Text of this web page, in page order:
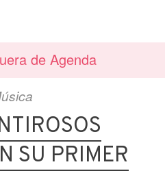
de Agenda
SU PRIMER